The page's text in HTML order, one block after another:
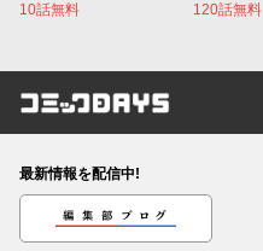
10話無料 120話無料
コミックDAYS
最新情報を配信中!
編集部ブログ